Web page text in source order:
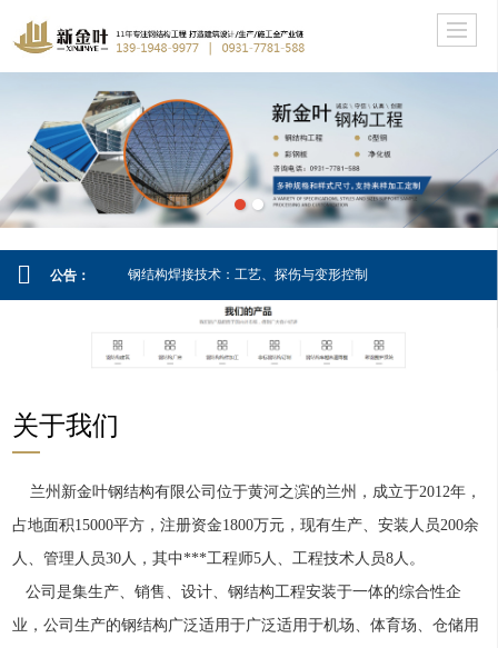
公告： 钢结构焊接技术：工艺、探伤与变形控制
关于我们
兰州新金叶钢结构有限公司位于黄河之滨的兰州，成立于2012年，
占地面积15000平方，注册资金1800万元，现有生产、安装人员200余
人、管理人员30人，其中***工程师5人、工程技术人员8人。
公司是集生产、销售、设计、钢结构工程安装于一体的综合性企
业，公司生产的钢结构广泛适用于广泛适用于机场、体育场、仓储用